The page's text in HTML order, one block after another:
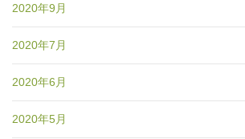
2020年9月
2020年7月
2020年6月
2020年5月